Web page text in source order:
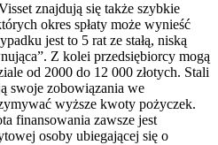
znajdują się także szybkie
okres spłaty może wynieść
jest to 5 rat ze stałą, niską
Z kolei przedsiębiorcy mogą
od 2000 do 12 000 złotych. Stali
swoje zobowiązania we
wyższe kwoty pożyczek.
finansowania zawsze jest
osoby ubiegającej się o